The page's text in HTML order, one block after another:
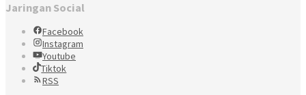
Jaringan Social
Facebook
Instagram
Youtube
Tiktok
RSS